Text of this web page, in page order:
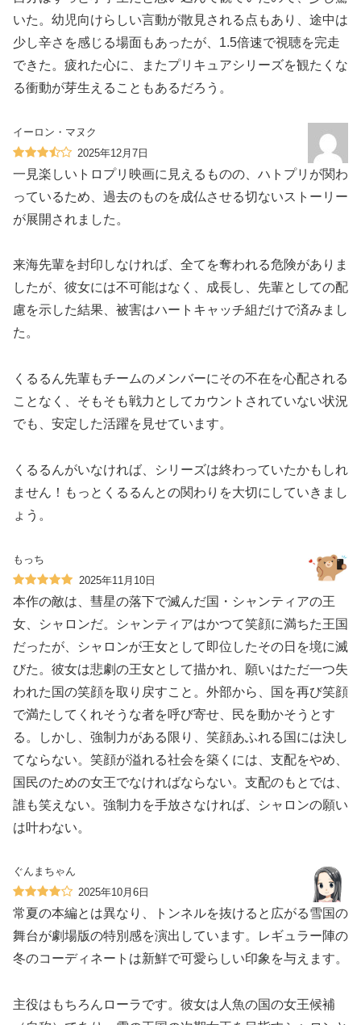
いた。幼児向けらしい言動が散見される点もあり、途中は
少し辛さを感じる場面もあったが、1.5倍速で視聴を完走
できた。疲れた心に、またプリキュアシリーズを観たくな
る衝動が芽生えることもあるだろう。
イーロン・マヌク
2025年12月7日
一見楽しいトロプリ映画に見えるものの、ハトプリが関わ
っているため、過去のものを成仏させる切ないストーリー
が展開されました。
来海先輩を封印しなければ、全てを奪われる危険がありま
したが、彼女には不可能はなく、成長し、先輩としての配
慮を示した結果、被害はハートキャッチ組だけで済みまし
た。
くるるん先輩もチームのメンバーにその不在を心配される
ことなく、そもそも戦力としてカウントされていない状況
でも、安定した活躍を見せています。
くるるんがいなければ、シリーズは終わっていたかもしれ
ません！もっとくるるんとの関わりを大切にしていきまし
ょう。
もっち
2025年11月10日
本作の敵は、彗星の落下で滅んだ国・シャンティアの王
女、シャロンだ。シャンティアはかつて笑顔に満ちた王国
だったが、シャロンが王女として即位したその日を境に滅
びた。彼女は悲劇の王女として描かれ、願いはただ一つ失
われた国の笑顔を取り戻すこと。外部から、国を再び笑顔
で満たしてくれそうな者を呼び寄せ、民を動かそうとす
る。しかし、強制力がある限り、笑顔あふれる国には決し
てならない。笑顔が溢れる社会を築くには、支配をやめ、
国民のための女王でなければならない。支配のもとでは、
誰も笑えない。強制力を手放さなければ、シャロンの願い
は叶わない。
ぐんまちゃん
2025年10月6日
常夏の本編とは異なり、トンネルを抜けると広がる雪国の
舞台が劇場版の特別感を演出しています。レギュラー陣の
冬のコーディネートは新鮮で可愛らしい印象を与えます。
主役はもちろんローラです。彼女は人魚の国の女王候補